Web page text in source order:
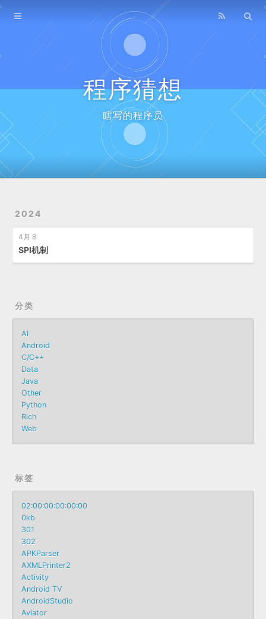
程序猜想
瞎写的程序员
2024
4月 8
SPI机制
分类
AI
Android
C/C++
Data
Java
Other
Python
Rich
Web
标签
02:00:00:00:00:00
0kb
301
302
APKParser
AXMLPrinter2
Activity
Android TV
AndroidStudio
Aviator
Home